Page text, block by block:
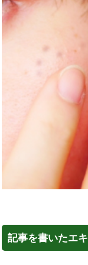
記事を書いたエ